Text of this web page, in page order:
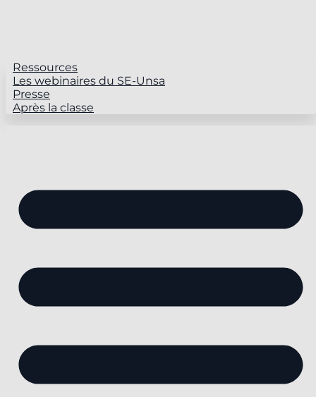
Ressources
Les webinaires du SE-Unsa
Presse
Après la classe